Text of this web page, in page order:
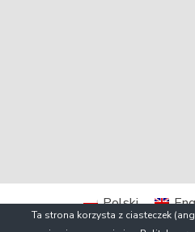
Ta strona korzysta z ciasteczek
Polski